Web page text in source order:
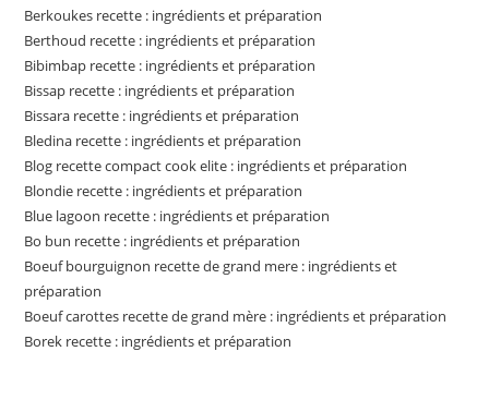
Berkoukes recette : ingrédients et préparation
Berthoud recette : ingrédients et préparation
Bibimbap recette : ingrédients et préparation
Bissap recette : ingrédients et préparation
Bissara recette : ingrédients et préparation
Bledina recette : ingrédients et préparation
Blog recette compact cook elite : ingrédients et préparation
Blondie recette : ingrédients et préparation
Blue lagoon recette : ingrédients et préparation
Bo bun recette : ingrédients et préparation
Boeuf bourguignon recette de grand mere : ingrédients et
préparation
Boeuf carottes recette de grand mère : ingrédients et préparation
Borek recette : ingrédients et préparation